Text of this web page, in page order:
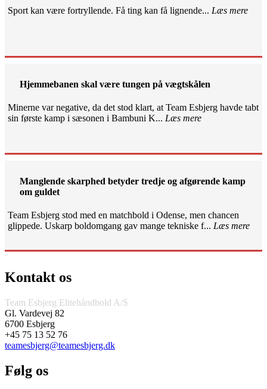
Sport kan være fortryllende. Få ting kan få lignende... Læs mere
Hjemmebanen skal være tungen på vægtskålen
Minerne var negative, da det stod klart, at Team Esbjerg havde tabt
sin første kamp i sæsonen i Bambuni K... Læs mere
Manglende skarphed betyder tredje og afgørende kamp
om guldet
Team Esbjerg stod med en matchbold i Odense, men chancen
glippede. Uskarp boldomgang gav mange tekniske f... Læs mere
Kontakt os
Team Esbjerg Elitehåndbold A/S
Gl. Vardevej 82
6700 Esbjerg
+45 75 13 52 76
teamesbjerg@teamesbjerg.dk
Følg os